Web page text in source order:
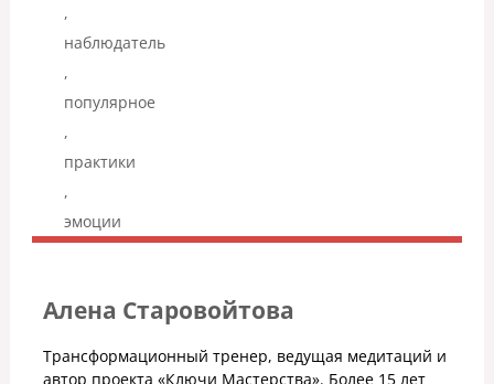
,
наблюдатель
,
популярное
,
практики
,
эмоции
Алена Старовойтова
Трансформационный тренер, ведущая медитаций и
автор проекта «Ключи Мастерства». Более 15 лет